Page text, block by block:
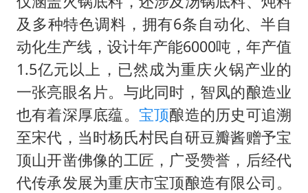
及多种特色调料，拥有6条自动化、半自
动化生产线，设计年产能6000吨，年产值
1.5亿元以上，已然成为重庆火锅产业的
一张亮眼名片。与此同时，智凤的酿造业
也有着深厚底蕴。 宝顶酿造的历史可追溯
至宋代，当时杨氏村民自研豆瓣酱赠予宝
顶山开凿佛像的工匠，广受赞誉，后经代
代传承发展为重庆市宝顶酿造有限公司。